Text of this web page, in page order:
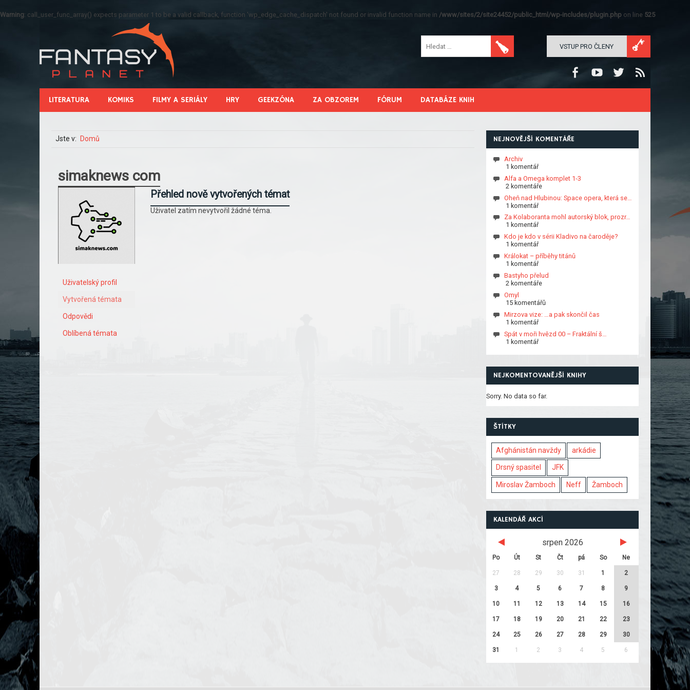
Warning: call_user_func_array() expects parameter 1 to be a valid callback, function 'wp_edge_cache_dispatch' not found or invalid function name in /www/sites/2/site24452/public_html/wp-includes/plugin.php on line 525
VSTUP PRO ČLENY
LITERATURA KOMIKS FILMY A SERIÁLY HRY GEEKZÓNA ZA OBZOREM FÓRUM DATABÁZE KNIH
Jste v: Domů
simaknews com
Uživatelský profil
Vytvořená témata
Odpovědi
Oblíbená témata
Přehled nově vytvořených témat
Uživatel zatím nevytvořil žádné téma.
NEJNOVĚJŠÍ KOMENTÁŘE
Archiv
1 komentář
Alfa a Omega komplet 1-3
2 komentáře
Oheň nad Hlubinou: Space opera, která se…
1 komentář
Za Kolaboranta mohl autorský blok, prozr…
1 komentář
Kdo je kdo v sérii Kladivo na čaroděje?
1 komentář
Králokat – příběhy titánů
1 komentář
Bastyho přelud
2 komentáře
Omyl
15 komentářů
Mirzova vize: …a pak skončil čas
1 komentář
Spát v moři hvězd 00 – Fraktální š…
1 komentář
NEJKOMENTOVANĚJŠÍ KNIHY
Sorry. No data so far.
ŠTÍTKY
Afghánistán navždy arkádie
Drsný spasitel JFK
Miroslav Žamboch Neff Žamboch
KALENDÁŘ AKCÍ
srpen 2026
Po Út St Čt pá So Ne
27 28 29 30 31 1 2
3 4 5 6 7 8 9
10 11 12 13 14 15 16
17 18 19 20 21 22 23
24 25 26 27 28 29 30
31 1 2 3 4 5 6